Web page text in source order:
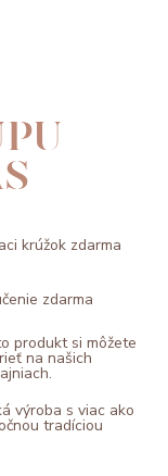
krúžok zdarma
zdarma
produkt si môžete
na našich
výroba s viac ako
tradíciou